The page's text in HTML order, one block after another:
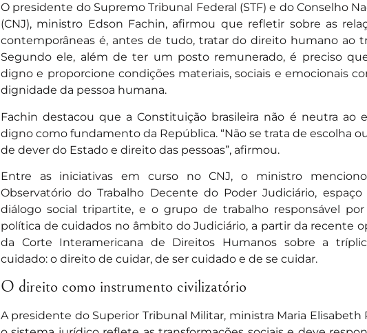
O presidente do Supremo Tribunal Federal (STF) e do Conselho
(CNJ), ministro Edson Fachin, afirmou que refletir sobre as
contemporâneas é, antes de tudo, tratar do direito humano ao
Segundo ele, além de ter um posto remunerado, é preciso
digno e proporcione condições materiais, sociais e emocionais
dignidade da pessoa humana.
Fachin destacou que a Constituição brasileira não é neutra ao
digno como fundamento da República. “Não se trata de escolha
de dever do Estado e direito das pessoas”, afirmou.
Entre as iniciativas em curso no CNJ, o ministro
Observatório do Trabalho Decente do Poder Judiciário,
diálogo social tripartite, e o grupo de trabalho responsável
política de cuidados no âmbito do Judiciário, a partir da recente
da Corte Interamericana de Direitos Humanos sobre a
cuidado: o direito de cuidar, de ser cuidado e de se cuidar.
O direito como instrumento civilizatório
A presidente do Superior Tribunal Militar, ministra Maria Elisabeth